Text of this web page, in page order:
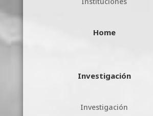
Home
Investigación
Investigación